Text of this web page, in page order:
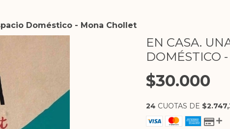
Doméstico - Mona Chollet
EN CASA.
DOMÉSTICO
$30.000
24 CUOTAS DE